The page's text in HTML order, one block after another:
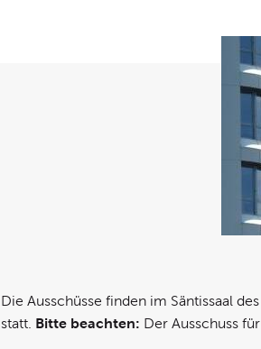
Die Ausschüsse finden im Säntissaal
statt. Bitte beachten: Der Ausschuss